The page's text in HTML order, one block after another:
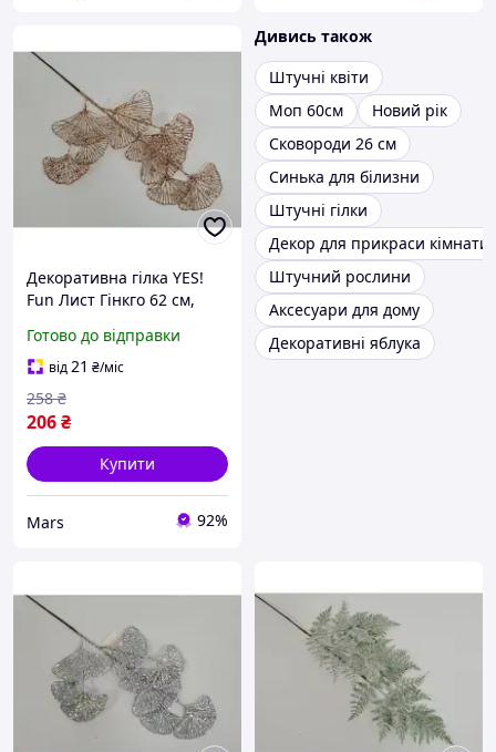
Декоративна гілка YES!
Fun Лист Гінкго 62 см,
picnic
Готово до відправки
від21 ₴/міс
206₴
258 ₴
Купити
Mars 92%
Дивись також
Штучні квіти
Моп 60см
Новий рік
Сковороди 26 см
Синька для білизни
Штучні гілки
Декор для прикраси кімнати
Штучний рослини
Аксесуари для дому
Декоративні яблука